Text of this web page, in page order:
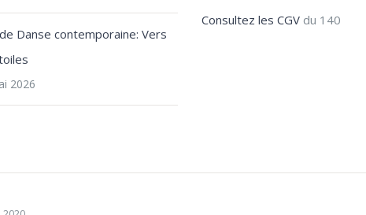
Danse contemporaine: Vers
2026
Consultez les CGVdu 140